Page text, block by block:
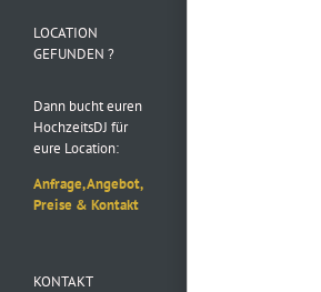
LOCATION
GEFUNDEN ?
Dann bucht euren
HochzeitsDJ für
eure Location:
Anfrage, Angebot,
Preise & Kontakt
KONTAKT